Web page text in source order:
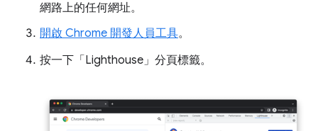
網路上的任何網址。
開啟 Chrome 開發人員工具。
按一下「Lighthouse」 分頁標籤。